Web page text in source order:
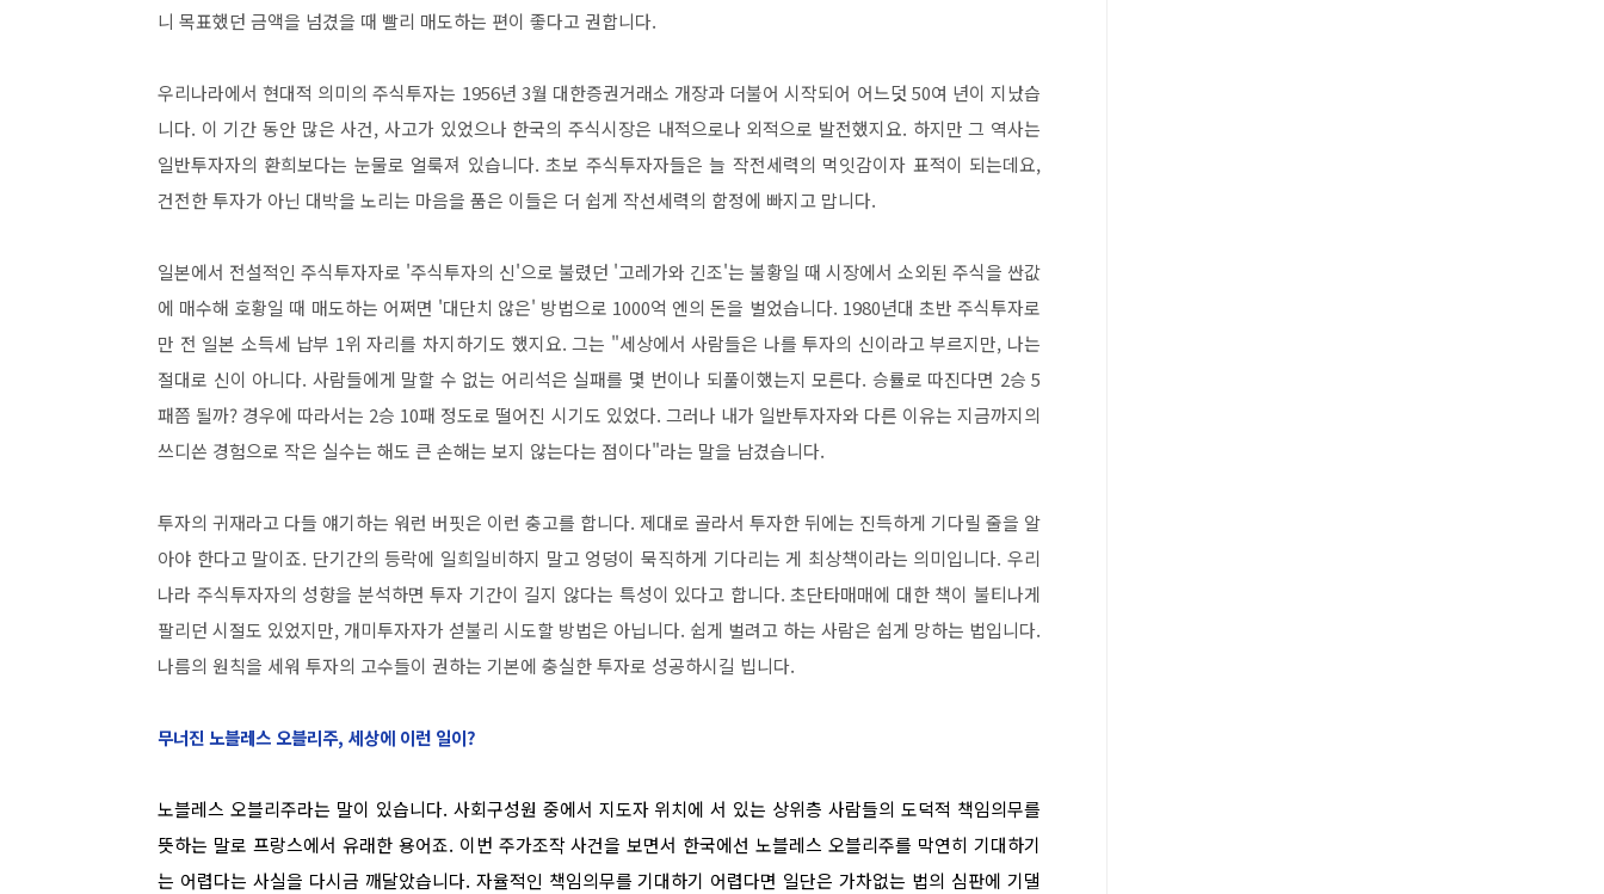
니 목표했던 금액을 넘겼을 때 빨리 매도하는 편이 좋다고 권합니다.
우리나라에서 현대적 의미의 주식투자는 1956년 3월 대한증권거래소 개장과 더불어 시작되어 어느덧 50여 년이 지났습
니다. 이 기간 동안 많은 사건, 사고가 있었으나 한국의 주식시장은 내적으로나 외적으로 발전했지요. 하지만 그 역사는
일반투자자의 환희보다는 눈물로 얼룩져 있습니다. 초보 주식투자자들은 늘 작전세력의 먹잇감이자 표적이 되는데요,
건전한 투자가 아닌 대박을 노리는 마음을 품은 이들은 더 쉽게 작선세력의 함정에 빠지고 맙니다.
일본에서 전설적인 주식투자자로 '주식투자의 신'으로 불렸던 '고레가와 긴조'는 불황일 때 시장에서 소외된 주식을 싼값
에 매수해 호황일 때 매도하는 어쩌면 '대단치 않은' 방법으로 1000억 엔의 돈을 벌었습니다. 1980년대 초반 주식투자로
만 전 일본 소득세 납부 1위 자리를 차지하기도 했지요. 그는 "세상에서 사람들은 나를 투자의 신이라고 부르지만, 나는
절대로 신이 아니다. 사람들에게 말할 수 없는 어리석은 실패를 몇 번이나 되풀이했는지 모른다. 승률로 따진다면 2승 5
패쯤 될까? 경우에 따라서는 2승 10패 정도로 떨어진 시기도 있었다. 그러나 내가 일반투자자와 다른 이유는 지금까지의
쓰디쓴 경험으로 작은 실수는 해도 큰 손해는 보지 않는다는 점이다"라는 말을 남겼습니다.
투자의 귀재라고 다들 얘기하는 워런 버핏은 이런 충고를 합니다. 제대로 골라서 투자한 뒤에는 진득하게 기다릴 줄을 알
아야 한다고 말이죠. 단기간의 등락에 일희일비하지 말고 엉덩이 묵직하게 기다리는 게 최상책이라는 의미입니다. 우리
나라 주식투자자의 성향을 분석하면 투자 기간이 길지 않다는 특성이 있다고 합니다. 초단타매매에 대한 책이 불티나게
팔리던 시절도 있었지만, 개미투자자가 섣불리 시도할 방법은 아닙니다. 쉽게 벌려고 하는 사람은 쉽게 망하는 법입니다.
나름의 원칙을 세워 투자의 고수들이 권하는 기본에 충실한 투자로 성공하시길 빕니다.
무너진 노블레스 오블리주, 세상에 이런 일이?
노블레스 오블리주라는 말이 있습니다. 사회구성원 중에서 지도자 위치에 서 있는 상위층 사람들의 도덕적 책임의무를
뜻하는 말로 프랑스에서 유래한 용어죠. 이번 주가조작 사건을 보면서 한국에선 노블레스 오블리주를 막연히 기대하기
는 어렵다는 사실을 다시금 깨달았습니다. 자율적인 책임의무를 기대하기 어렵다면 일단은 가차없는 법의 심판에 기댈